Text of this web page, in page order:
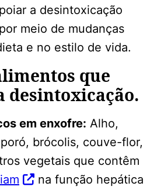
a desintoxicação
meio de mudanças
e no estilo de vida.
que
desintoxicação.
em enxofre: Alho,
brócolis, couve-flor,
vegetais que contêm
na função hepática